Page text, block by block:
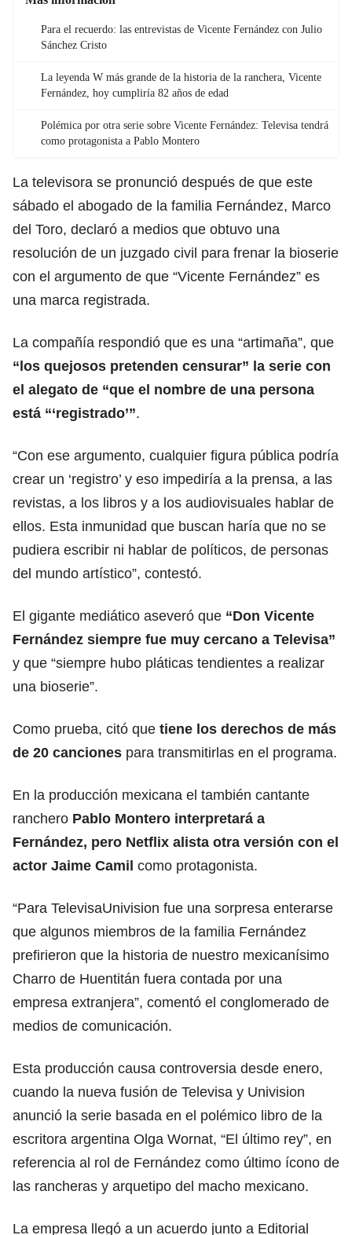
Para el recuerdo: las entrevistas de Vicente Fernández con Julio
Sánchez Cristo
La leyenda W más grande de la historia de la ranchera, Vicente
Fernández, hoy cumpliría 82 años de edad
Polémica por otra serie sobre Vicente Fernández: Televisa tendrá
como protagonista a Pablo Montero
La televisora se pronunció después de que este
sábado el abogado de la familia Fernández, Marco
del Toro, declaró a medios que obtuvo una
resolución de un juzgado civil para frenar la bioserie
con el argumento de que “Vicente Fernández” es
una marca registrada.
La compañía respondió que es una “artimaña”, que
“los quejosos pretenden censurar” la serie con
el alegato de “que el nombre de una persona
está “‘registrado’”.
“Con ese argumento, cualquier figura pública podría
crear un ‘registro’ y eso impediría a la prensa, a las
revistas, a los libros y a los audiovisuales hablar de
ellos. Esta inmunidad que buscan haría que no se
pudiera escribir ni hablar de políticos, de personas
del mundo artístico”, contestó.
El gigante mediático aseveró que “Don Vicente
Fernández siempre fue muy cercano a Televisa”
y que “siempre hubo pláticas tendientes a realizar
una bioserie”.
Como prueba, citó que tiene los derechos de más
de 20 canciones para transmitirlas en el programa.
En la producción mexicana el también cantante
ranchero Pablo Montero interpretará a
Fernández, pero Netflix alista otra versión con el
actor Jaime Camil como protagonista.
“Para TelevisaUnivision fue una sorpresa enterarse
que algunos miembros de la familia Fernández
prefirieron que la historia de nuestro mexicanísimo
Charro de Huentitán fuera contada por una
empresa extranjera”, comentó el conglomerado de
medios de comunicación.
Esta producción causa controversia desde enero,
cuando la nueva fusión de Televisa y Univision
anunció la serie basada en el polémico libro de la
escritora argentina Olga Wornat, “El último rey”, en
referencia al rol de Fernández como último ícono de
las rancheras y arquetipo del macho mexicano.
La empresa llegó a un acuerdo junto a Editorial